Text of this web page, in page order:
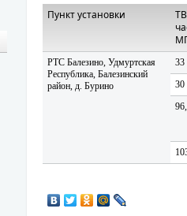
Пункт установки
РТС Балезино, Удмуртская
Республика, Балезинский
район, д. Бурино
33
30